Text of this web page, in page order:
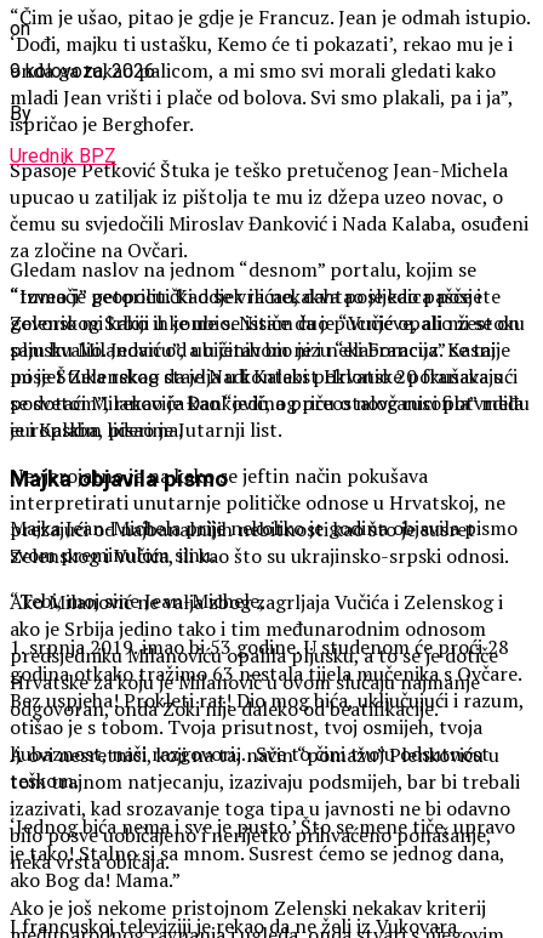
“Čim je ušao, pitao je gdje je Francuz. Jean je odmah istupio.
‘Dođi, majku ti ustašku, Kemo će ti pokazati’, rekao mu je i
onda ga tukao palicom, a mi smo svi morali gledati kako
mladi Jean vrišti i plače od bolova. Svi smo plakali, pa i ja”,
ispričao je Berghofer.
Spasoje Petković Štuka je teško pretučenog Jean-Michela
upucao u zatiljak iz pištolja te mu iz džepa uzeo novac, o
čemu su svjedočili Miroslav Đanković i Nada Kalaba, osuđeni
za zločine na Ovčari.
“Izveo je petoricu. Kad se vraćao, dahtao je kao pašče i
govorio mi kako ih je ubio. Nisam čuo pucnjeve, ali mi se on
sam hvalio. Jedan od ubijenih bio je i neki Francuz. Kasnije
mi je Štuka rekao da je Nadi Kalabi poklonio 20 franaka s
posvetom”, rekao je Đanković, a priču o novčanici potvrdila
je i Kalaba, pisao je Jutarnji list.
Majka objavila pismo
Majka Jean-Michela prije nekoliko je godina objavila pismo
svom preminulom sinu.
“Tebi, moj sine Jean-Michele,
1. srpnja 2019. imao bi 53 godine. U studenom će proći 28
godina otkako tražimo 63 nestala tijela mučenika s Ovčare.
Bez uspjeha! Prokleti rat! Dio mog bića, uključujući i razum,
otišao je s tobom. Tvoja prisutnost, tvoj osmijeh, tvoja
ljubaznost, naši razgovori… Sve to čini tvoju odsutnost
teškom.
‘Jednog bića nema i sve je pusto.’ Što se mene tiče, upravo
je tako! Stalno si sa mnom. Susrest ćemo se jednog dana,
ako Bog da! Mama.”
I francuskoj televiziji je rekao da ne želi iz Vukovara
on
9 kolovoza, 2026
By
Urednik BPZ
Gledam naslov na jednom “desnom” portalu, kojim se
“tumači” geopolitički odjek ili nekakva posljedica posjete
Zelenskog Srbiji u kome se ističe da je “Vučić opalio žestoku
pljusku Milanoviću”, a u čitavom nizu “elaboracija” se taj
posjet Zelenskog stavlja u kontekst Hrvatske pokušavajući
se dotaći Milanovića kao “jedinog preostalog rusofila” među
europskim liderima.
Nevjerojatno je na kako se jeftin način pokušava
interpretirati unutarnje političke odnose u Hrvatskoj, ne
prezajući od najbanalnijih nebitnosti kao što je susret
Zelenskog i Vučića, ili kao što su ukrajinsko-srpski odnosi.
Ako Milanović ne valja zbog zagrljaja Vučića i Zelenskog i
ako je Srbija jedino tako i tim međunarodnim odnosom
predsjedniku Milanoviću opalila pljusku, a to se je dotiče
Hrvatske za koju je Milanović u ovom slučaju najmanje
odgovoran, onda Zoki nije daleko od beatifikacije.
A ovi nesretnici, koji na taj način “pomažu” Plenkoviću u
tom trajnom natjecanju, izazivaju podsmijeh, bar bi trebali
izazivati, kad srozavanje toga tipa u javnosti ne bi odavno
bilo posve uobičajeno i nerijetko prihvaćeno ponašanje,
neka vrsta običaja.
Ako je još nekome pristojnom Zelenski nekakav kriterij